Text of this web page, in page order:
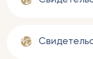
Контакты